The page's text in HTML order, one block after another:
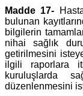
Madde 17-
bulunan
bilgilerin
nihai sağlık
getirilmesini
ilgili raporlara
kuruluşlarda
düzenlenmesini